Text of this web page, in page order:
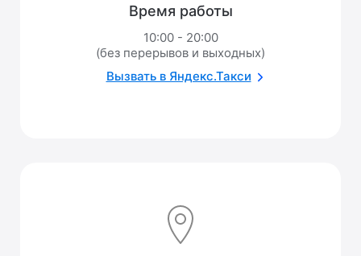
Время работы
10:00 - 20:00
(без перерывов и выходных)
Вызвать в Яндекс.Такси